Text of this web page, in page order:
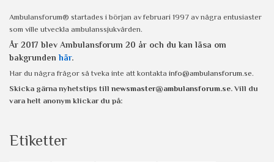
Ambulansforum® startades i början av februari 1997 av några entusiaster
som ville utveckla ambulanssjukvården.
År 2017 blev Ambulansforum 20 år och du kan läsa om
bakgrunden här.
Har du några frågor så tveka inte att kontakta info@ambulansforum.se.
Skicka gärna nyhetstips till newsmaster@ambulansforum.se. Vill du
vara helt anonym klickar du på:
Etiketter